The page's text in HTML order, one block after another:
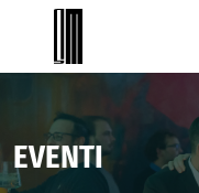
EVENTI